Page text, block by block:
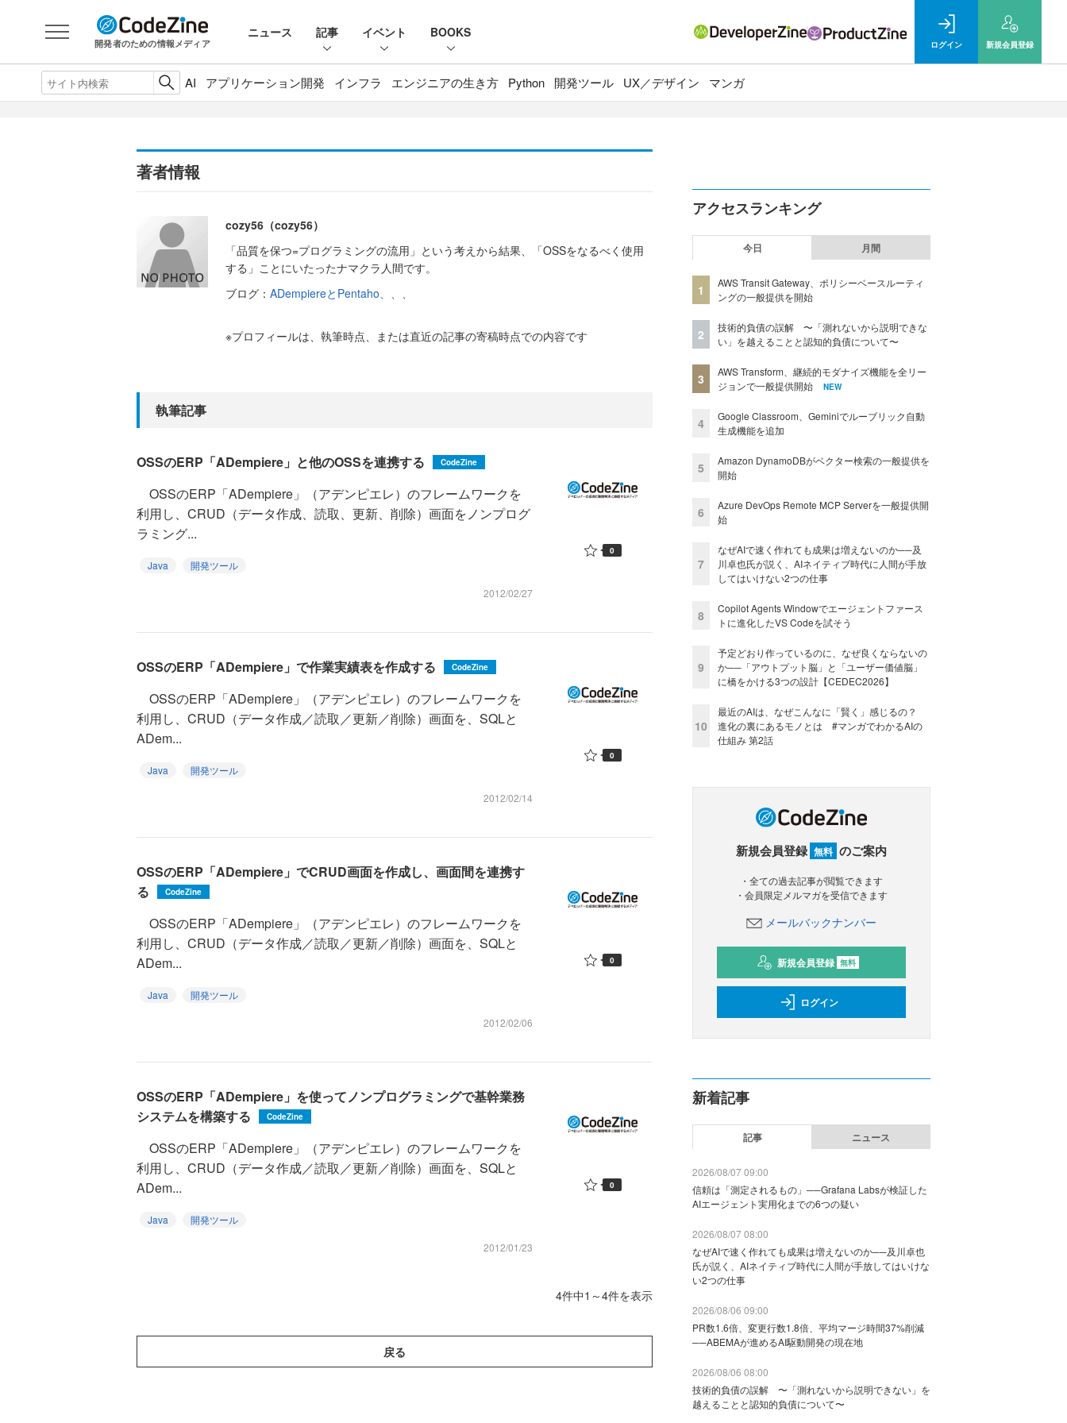
開発者のための情報メディア
ニュース 記事 イベント BOOKS
ログイン 新規会員登録
AI アプリケーション開発 インフラ エンジニアの生き方 Python 開発ツール UX／デザイン マンガ
著者情報
cozy56（cozy56）
「品質を保つ=プログラミングの流用」という考えから結果、「OSSをなるべく使用
する」ことにいたったナマクラ人間です。
ブログ： ADempiereとPentaho、、、
※プロフィールは、執筆時点、または直近の記事の寄稿時点での内容です
執筆記事
OSSのERP「ADempiere」と他のOSSを連携する CodeZine
OSSのERP「ADempiere」（アデンピエレ）のフレームワークを
利用し、CRUD（データ作成、読取、更新、削除）画面をノンプログ
ラミング...
Java 開発ツール
2012/02/27
0
OSSのERP「ADempiere」で作業実績表を作成する CodeZine
OSSのERP「ADempiere」（アデンピエレ）のフレームワークを
利用し、CRUD（データ作成／読取／更新／削除）画面を、SQLと
ADem...
Java 開発ツール
2012/02/14
0
OSSのERP「ADempiere」でCRUD画面を作成し、画面間を連携す
る
CodeZine
OSSのERP「ADempiere」（アデンピエレ）のフレームワークを
利用し、CRUD（データ作成／読取／更新／削除）画面を、SQLと
ADem...
Java 開発ツール
2012/02/06
0
OSSのERP「ADempiere」を使ってノンプログラミングで基幹業務
システムを構築する
CodeZine
OSSのERP「ADempiere」（アデンピエレ）のフレームワークを
利用し、CRUD（データ作成／読取／更新／削除）画面を、SQLと
ADem...
Java 開発ツール
2012/01/23
0
4件中1～4件を表示
戻る
アクセスランキング
今日 月間
1
AWS Transit Gateway、ポリシーベースルーティ
ングの一般提供を開始
2
技術的負債の誤解 〜「測れないから説明できな
い」を越えることと認知的負債について〜
3
AWS Transform、継続的モダナイズ機能を全リー
ジョンで一般提供開始
NEW
4
Google Classroom、Geminiでルーブリック自動
生成機能を追加
5
Amazon DynamoDBがベクター検索の一般提供を
開始
6
Azure DevOps Remote MCP Serverを一般提供開
始
7
なぜAIで速く作れても成果は増えないのか──及
川卓也氏が説く、AIネイティブ時代に人間が手放
してはいけない2つの仕事
8
Copilot Agents Windowでエージェントファース
トに進化したVS Codeを試そう
9
予定どおり作っているのに、なぜ良くならないの
か──「アウトプット脳」と「ユーザー価値脳」
に橋をかける3つの設計【CEDEC2026】
10
最近のAIは、なぜこんなに「賢く」感じるの？
進化の裏にあるモノとは #マンガでわかるAIの
仕組み 第2話
新規会員登録 無料 のご案内
・全ての過去記事が閲覧できます
・会員限定メルマガを受信できます
メールバックナンバー
新規会員登録 無料
ログイン
新着記事
記事 ニュース
2026/08/07 09:00
信頼は「測定されるもの」──Grafana Labsが検証した
AIエージェント実用化までの6つの疑い
2026/08/07 08:00
なぜAIで速く作れても成果は増えないのか──及川卓也
氏が説く、AIネイティブ時代に人間が手放してはいけな
い2つの仕事
2026/08/06 09:00
PR数1.6倍、変更行数1.8倍、平均マージ時間37%削減
──ABEMAが進めるAI駆動開発の現在地
2026/08/06 08:00
技術的負債の誤解 〜「測れないから説明できない」を
越えることと認知的負債について〜